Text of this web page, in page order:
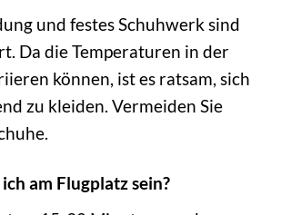
und festes Schuhwerk sind
Da die Temperaturen in der
können, ist es ratsam, sich
zu kleiden. Vermeiden Sie
am Flugplatz sein?